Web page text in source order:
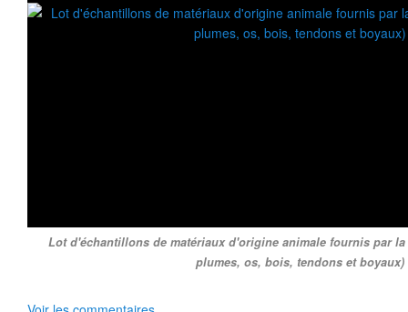
Lot d'échantillons de matériaux d'origine animale fournis par
plumes, os, bois, tendons et boyaux)